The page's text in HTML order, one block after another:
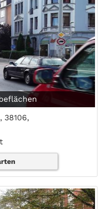
38106,